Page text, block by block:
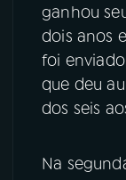
ganhou
dois anos
foi
que deu
dos seis
Na